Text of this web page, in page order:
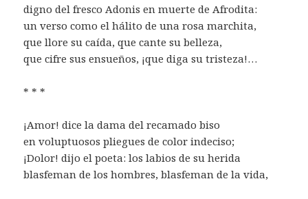
digno del fresco Adonis en muerte de Afrodita:
un verso como el hálito de una rosa marchita,
que llore su caída, que cante su belleza,
que cifre sus ensueños, ¡que diga su tristeza!…
* * *
¡Amor! dice la dama del recamado biso
en voluptuosos pliegues de color indeciso;
¡Dolor! dijo el poeta: los labios de su herida
blasfeman de los hombres, blasfeman de la vida,